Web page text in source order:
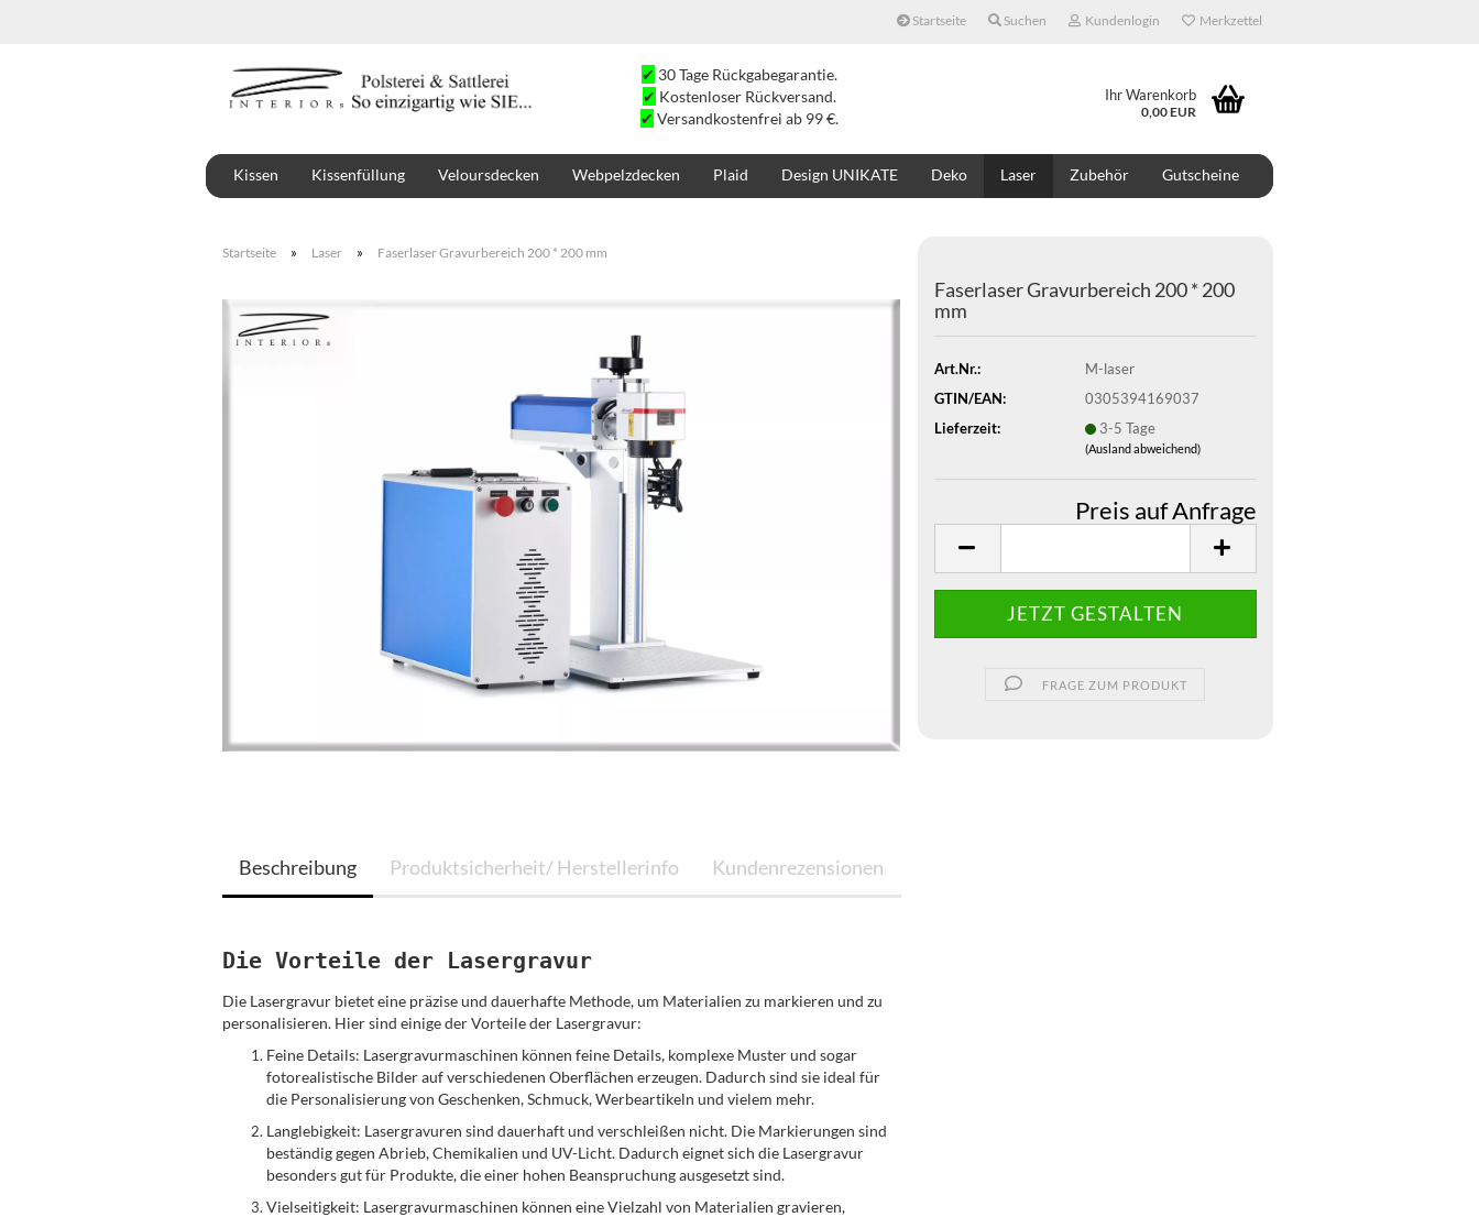
Startseite Suchen Kundenlogin Merkzettel
✔ 30 Tage Rückgabegarantie.
✔ Kostenloser Rückversand.
✔ Versandkostenfrei ab 99 €.
Ihr Warenkorb
0,00 EUR
Kissen Kissenfüllung Veloursdecken Webpelzdecken Plaid Design UNIKATE Deko Laser Zubehör Gutscheine
Startseite » Laser » Faserlaser Gravurbereich 200 * 200 mm
Faserlaser Gravurbereich 200 * 200
mm
Art.Nr.:
M-laser
GTIN/EAN:
0305394169037
Lieferzeit:
3-5 Tage
(Ausland abweichend)
Preis auf Anfrage
JETZT GESTALTEN
FRAGE ZUM PRODUKT
Beschreibung Produktsicherheit/ Herstellerinfo Kundenrezensionen
Die Vorteile der Lasergravur
Die Lasergravur bietet eine präzise und dauerhafte Methode, um Materialien zu markieren und zu
personalisieren. Hier sind einige der Vorteile der Lasergravur:
Feine Details: Lasergravurmaschinen können feine Details, komplexe Muster und sogar
fotorealistische Bilder auf verschiedenen Oberflächen erzeugen. Dadurch sind sie ideal für
die Personalisierung von Geschenken, Schmuck, Werbeartikeln und vielem mehr.
Langlebigkeit: Lasergravuren sind dauerhaft und verschleißen nicht. Die Markierungen sind
beständig gegen Abrieb, Chemikalien und UV-Licht. Dadurch eignet sich die Lasergravur
besonders gut für Produkte, die einer hohen Beanspruchung ausgesetzt sind.
Vielseitigkeit: Lasergravurmaschinen können eine Vielzahl von Materialien gravieren,